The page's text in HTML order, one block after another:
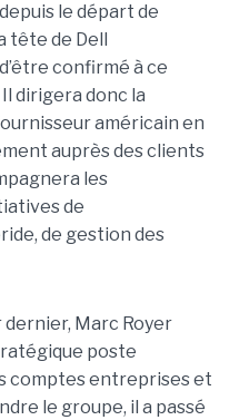
le départ de
tête de Dell
confirmé à ce
dirigera donc la
américain en
auprès des clients
les
de
de gestion des
Marc Royer
poste
comptes entreprises et
le groupe, il a passé